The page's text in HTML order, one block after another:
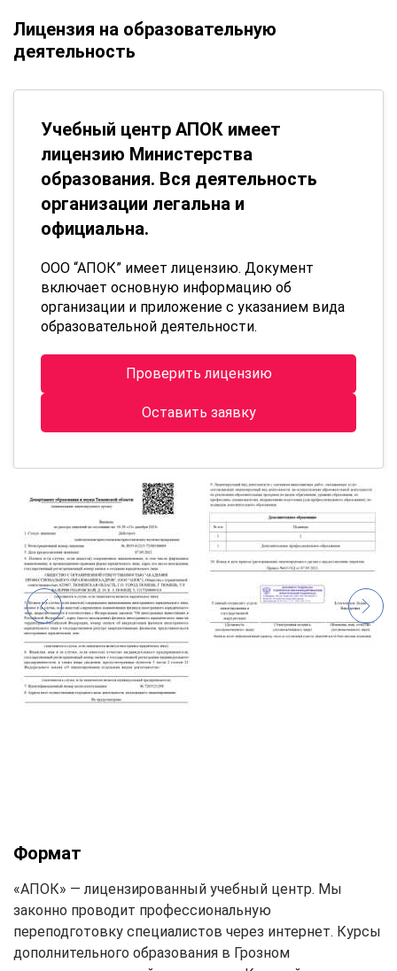
Лицензия на образовательную
деятельность
Учебный центр АПОК имеет
лицензию Министерства
образования. Вся деятельность
организации легальна и
официальна.
ООО “АПОК” имеет лицензию. Документ
включает основную информацию об
организации и приложение с указанием вида
образовательной деятельности.
Проверить лицензию
Оставить заявку
Формат
«АПОК» — лицензированный учебный центр. Мы
законно проводит профессиональную
переподготовку специалистов через интернет. Курсы
дополнительного образования в Грозном